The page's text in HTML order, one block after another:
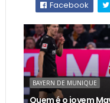
Facebook
BAYERN DE MUNIQUE
Quem é o jovem